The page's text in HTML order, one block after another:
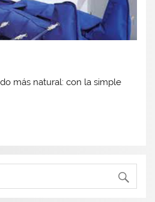
más natural: con la simple